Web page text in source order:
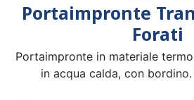
Portaimpronte
Forati
Portaimpronte in materiale
in acqua calda, con